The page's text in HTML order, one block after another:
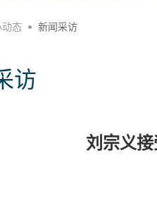
动态 • 新闻采访
访
刘宗义